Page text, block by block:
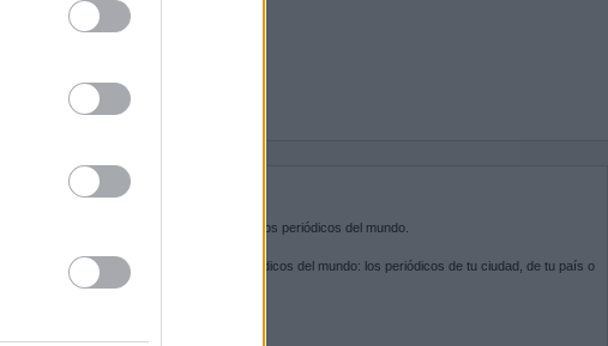
SOBRE KIOSKO.NET
es la puerta de entrada a los periódicos del mundo.
Navega por las portadas de los periódicos del mundo: los periódicos de tu ciudad, de tu país o
del otro extremo del mundo.